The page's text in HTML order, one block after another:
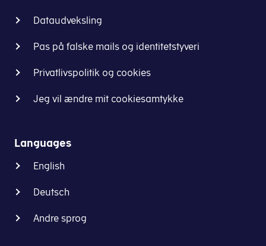
Dataudveksling
Pas på falske mails og identitetstyveri
Privatlivspolitik og cookies
Jeg vil ændre mit cookiesamtykke
Languages
English
Deutsch
Andre sprog